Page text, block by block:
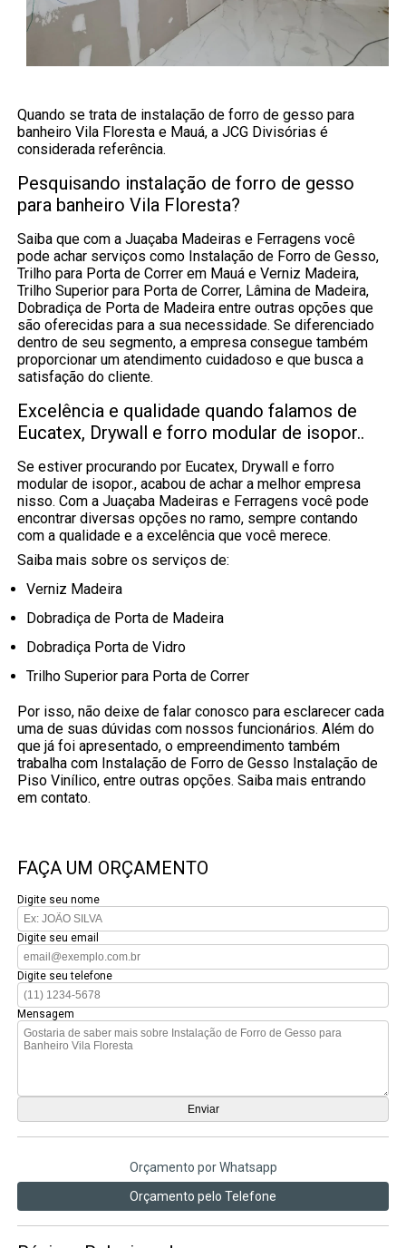
Quando se trata de instalação de forro de gesso para
banheiro Vila Floresta e Mauá, a JCG Divisórias é
considerada referência.
Pesquisando instalação de forro de gesso
para banheiro Vila Floresta?
Saiba que com a Juaçaba Madeiras e Ferragens você
pode achar serviços como Instalação de Forro de Gesso,
Trilho para Porta de Correr em Mauá e Verniz Madeira,
Trilho Superior para Porta de Correr, Lâmina de Madeira,
Dobradiça de Porta de Madeira entre outras opções que
são oferecidas para a sua necessidade. Se diferenciado
dentro de seu segmento, a empresa consegue também
proporcionar um atendimento cuidadoso e que busca a
satisfação do cliente.
Excelência e qualidade quando falamos de
Eucatex, Drywall e forro modular de isopor..
Se estiver procurando por Eucatex, Drywall e forro
modular de isopor., acabou de achar a melhor empresa
nisso. Com a Juaçaba Madeiras e Ferragens você pode
encontrar diversas opções no ramo, sempre contando
com a qualidade e a excelência que você merece.
Saiba mais sobre os serviços de:
Verniz Madeira
Dobradiça de Porta de Madeira
Dobradiça Porta de Vidro
Trilho Superior para Porta de Correr
Por isso, não deixe de falar conosco para esclarecer cada
uma de suas dúvidas com nossos funcionários. Além do
que já foi apresentado, o empreendimento também
trabalha com Instalação de Forro de Gesso Instalação de
Piso Vinílico, entre outras opções. Saiba mais entrando
em contato.
FAÇA UM ORÇAMENTO
Digite seu nome
Digite seu email
Digite seu telefone
Mensagem
Orçamento por Whatsapp
Orçamento pelo Telefone